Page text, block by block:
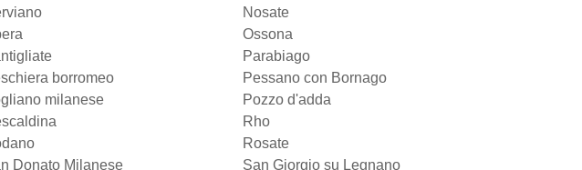
Nosate
Ossona
Parabiago
borromeo
Pessano con Bornago
milanese
Pozzo d'adda
Rho
Rosate
Donato Milanese San Giorgio su Legnano